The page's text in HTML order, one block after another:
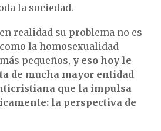
la sociedad.
realidad su problema no es
la homosexualidad
pequeños, y eso hoy le
de mucha mayor entidad
que la impulsa
la perspectiva de